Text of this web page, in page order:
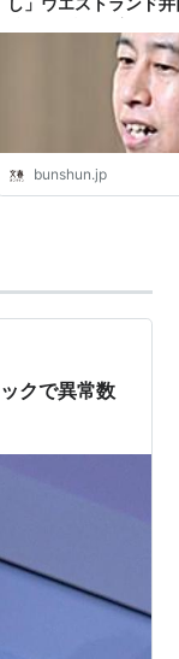
肉すぎる理由」とは |
bunshun.jp
クで異常数